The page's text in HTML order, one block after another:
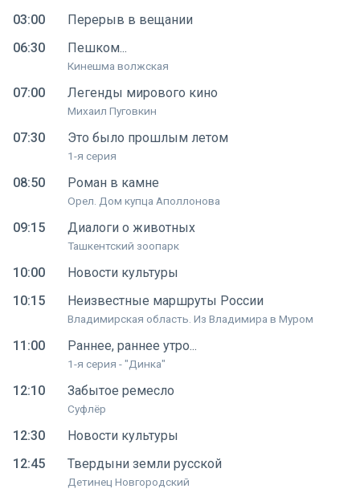
03:00
Перерыв в вещании
06:30
Пешком...
Кинешма волжская
07:00 Легенды мирового кино
Михаил Пуговкин
07:30 Это было прошлым летом
1-я серия
08:50 Роман в камне
Орел. Дом купца Аполлонова
09:15 Диалоги о животных
Ташкентский зоопарк
10:00
Новости культуры
10:15
Неизвестные маршруты России
Владимирская область. Из Владимира в Муром
11:00 Раннее, раннее утро...
1-я серия - "Динка"
12:10 Забытое ремесло
Суфлёр
12:30
Новости культуры
12:45
Твердыни земли русской
Детинец Новгородский